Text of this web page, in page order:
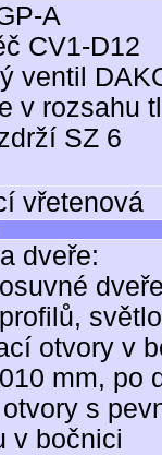
A
CV1-D12
ventil
v rozsahu
SZ 6
vřetenová
dveře:
otvory v
mm, po
s
v bočnici